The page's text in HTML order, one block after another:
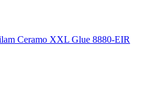
Ceramo XXL Glue 8880-EIR